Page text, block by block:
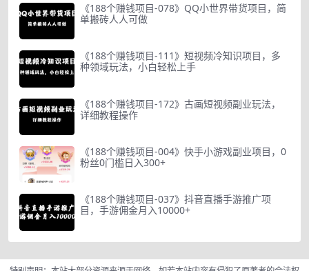
《188个赚钱项目-078》QQ小世界带货项目，简
单搬砖人人可做
《188个赚钱项目-111》短视频冷知识项目，多
种领域玩法，小白轻松上手
《188个赚钱项目-172》古画短视频副业玩法，
详细教程操作
《188个赚钱项目-004》快手小游戏副业项目，0
粉丝0门槛日入300+
《188个赚钱项目-037》抖音直播手游推广项
目，手游佣金月入10000+